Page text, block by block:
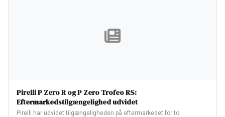
Pirelli P Zero R og P Zero Trofeo RS:
Eftermarkedstilgængelighed udvidet
Pirelli har udvidet tilgængeligheden på eftermarkedet for to